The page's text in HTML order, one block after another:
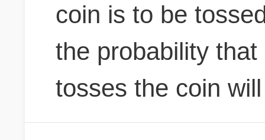
coin is to be
the probability
tosses the coin